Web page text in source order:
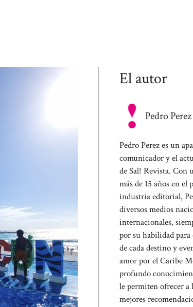
El autor
Pedro Perez
Pedro Perez es un
comunicador y el
de Sal! Revista. Con
más de 15 años en el
industria editorial,
diversos medios
internacionales,
por su habilidad
de cada destino y
amor por el Caribe
profundo
le permiten ofrecer a
mejores